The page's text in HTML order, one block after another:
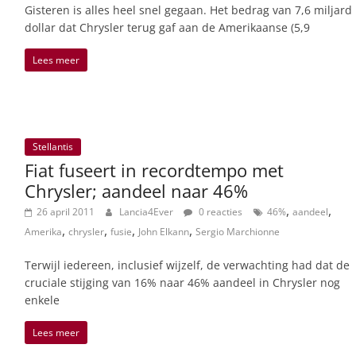
Gisteren is alles heel snel gegaan. Het bedrag van 7,6 miljard
dollar dat Chrysler terug gaf aan de Amerikaanse (5,9
Lees meer
Stellantis
Fiat fuseert in recordtempo met
Chrysler; aandeel naar 46%
26 april 2011 Lancia4Ever 0 reacties 46%, aandeel,
Amerika, chrysler, fusie, John Elkann, Sergio Marchionne
Terwijl iedereen, inclusief wijzelf, de verwachting had dat de
cruciale stijging van 16% naar 46% aandeel in Chrysler nog
enkele
Lees meer